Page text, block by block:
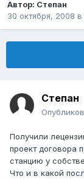
Автор: Степан
30 октября, 2008 в
Степан
Получили
проект договора
станцию у
Что и в какой